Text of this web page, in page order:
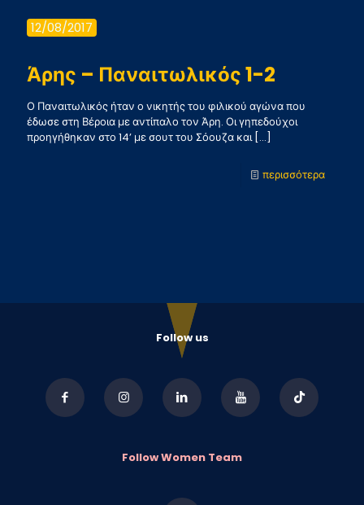
12/08/2017
Άρης – Παναιτωλικός 1-2
Ο Παναιτωλικός ήταν ο νικητής του φιλικού αγώνα που
έδωσε στη Βέροια με αντίπαλο τον Άρη. Οι γηπεδούχοι
προηγήθηκαν στο 14’ με σουτ του Σόουζα και[…]
περισσότερα-
Follow us
Follow Women Team